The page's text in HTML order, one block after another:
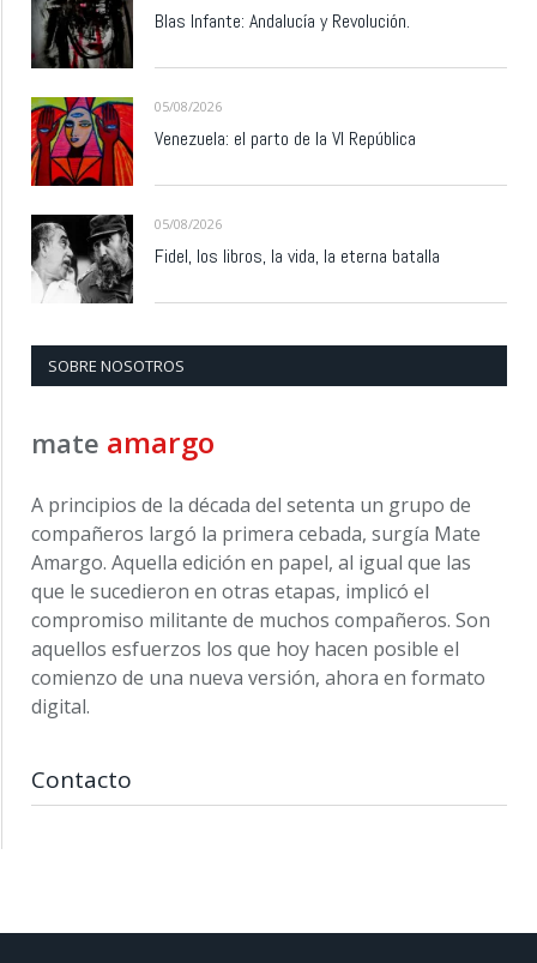
Blas Infante: Andalucía y Revolución.
05/08/2026
Venezuela: el parto de la VI República
05/08/2026
Fidel, los libros, la vida, la eterna batalla
SOBRE NOSOTROS
mate amargo
A principios de la década del setenta un grupo de
compañeros largó la primera cebada, surgía Mate
Amargo. Aquella edición en papel, al igual que las
que le sucedieron en otras etapas, implicó el
compromiso militante de muchos compañeros. Son
aquellos esfuerzos los que hoy hacen posible el
comienzo de una nueva versión, ahora en formato
digital.
Contacto